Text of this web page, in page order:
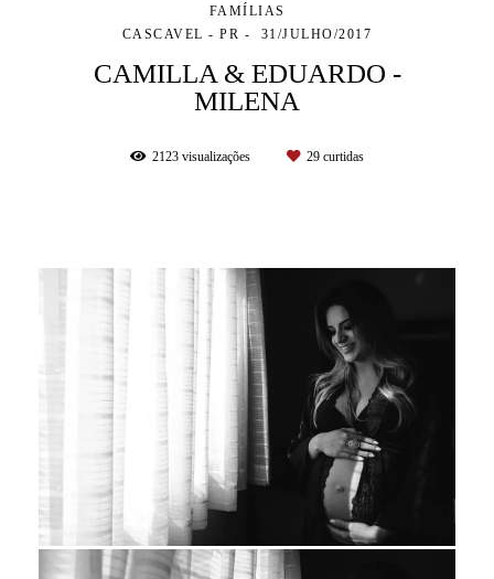
FAMÍLIAS
CASCAVEL - PR
31/JULHO/2017
CAMILLA & EDUARDO -
MILENA
2123 visualizações 29 curtidas